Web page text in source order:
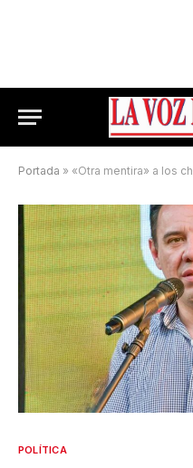
Portada » «Otra mentira» a los chaqueños: Capitanich no retiró su diploma
POLÍTICA